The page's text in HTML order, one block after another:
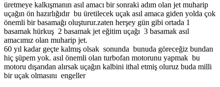
üretmeye kalkışmanın asıl amacı bir sonraki adım olan jet muharip
uçağın ön hazırlığıdır bu üretilecek uçak asıl amaca giden yolda çok
önemli bir basamağı oluşturur.zaten herşey gün gibi ortada 1
basamak hürkuş 2 basamak jet eğitim uçağı 3 basamak asıl
amacımız olan muharip jet.
60 yıl kadar geçte kalmış olsak sonunda bunuda göreceğiz bundan
hiç şüpem yok. asıl önemli olan turbofan motorunu yapmak bu
motoru dışarıdan alırsak uçağın kalbini ithal etmiş oluruz buda milli
bir uçak olmasını engeller